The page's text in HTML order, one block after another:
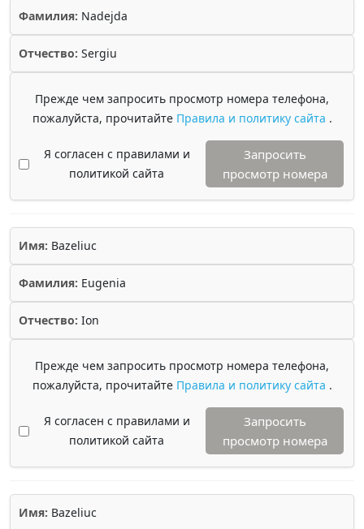
Фамилия: Nadejda
Отчество: Sergiu
Прежде чем запросить просмотр номера телефона,
пожалуйста, прочитайте Правила и политику сайта .
Я согласен с правилами и
политикой сайта
Запросить
просмотр номера
Имя: Bazeliuc
Фамилия: Eugenia
Отчество: Ion
Прежде чем запросить просмотр номера телефона,
пожалуйста, прочитайте Правила и политику сайта .
Я согласен с правилами и
политикой сайта
Запросить
просмотр номера
Имя: Bazeliuc